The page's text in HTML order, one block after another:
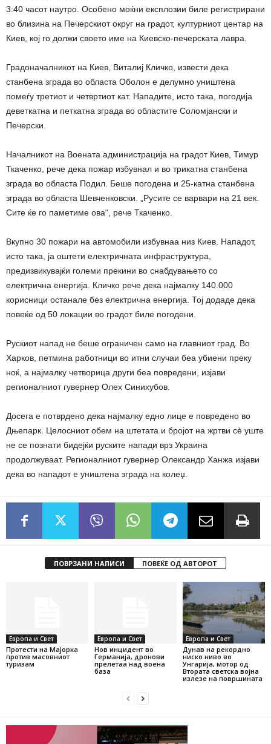
3:40 часот наутро. Особено моќни експлозии биле регистрирани
во близина на Печерскиот округ на градот, културниот центар на
Киев, кој го должи своето име на Киевско-печерската лавра.
Градоначалникот на Киев, Виталиј Кличко, извести дека
станбена зграда во областа Оболон е делумно уништена
помеѓу третиот и четвртиот кат. Нападите, исто така, погодија
деветкатна и петкатна зграда во областите Соломјански и
Печерски.
Началникот на Воената администрација на градот Киев, Тимур
Ткаченко, рече дека пожар избувнал и во трикатна станбена
зграда во областа Подил. Беше погодена и 25-катна станбена
зграда во областа Шевченковски. „Русите се варвари на 21 век.
Сите ќе го паметиме ова“, рече Ткаченко.
Вкупно 30 пожари на автомобили избувнаа низ Киев. Нападот,
исто така, ја оштети електричната инфраструктура,
предизвикувајќи големи прекини во снабдувањето со
електрична енергија. Кличко рече дека најмалку 140.000
корисници останале без електрична енергија. Тој додаде дека
повеќе од 50 локации во градот биле погодени.
Рускиот напад не беше ограничен само на главниот град. Во
Харков, петмина работници во итни случаи беа убиени преку
ноќ, а најмалку четворица други беа повредени, изјави
регионалниот гувернер Олех Синихубов.
Досега е потврдено дека најмалку едно лице е повредено во
Дњепарк. Целосниот обем на штетата и бројот на жртви сè уште
не се познати бидејќи руските напади врз Украина
продолжуваат. Регионалниот гувернер Олександр Ханжа изјави
дека во нападот е уништена зграда на колеџ.
ПОВРЗАНИ НАПИСИ ПОВЕЌЕ ОД АВТОРОТ
Европа и Свет
Протести на Мајорка
против масовниот
туризам
Европа и Свет
Нов инцидент во
Германија, дронови
прелетаа над воена
база
Европа и Свет
Дунав на рекордно
ниско ниво во
Унгарија, мотор од
Втората светска војна
излезе на површината